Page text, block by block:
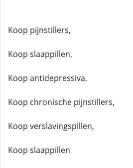
Koop pijnstillers,
Koop slaappillen,
Koop antidepressiva,
Koop chronische pijnstillers,
Koop verslavingspillen,
Koop slaappillen